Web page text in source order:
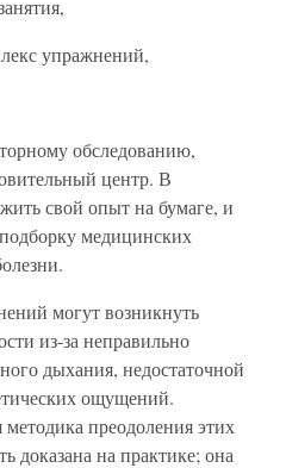
упражнений,
обследованию,
центр. В
свой опыт на бумаге, и
медицинских
могут возникнуть
из-за неправильно
дыхания, недостаточной
ощущений.
методика преодоления этих
доказана на практике; она